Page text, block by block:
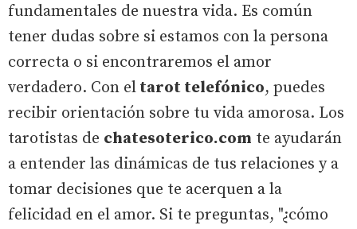
fundamentales de nuestra vida. Es común
tener dudas sobre si estamos con la persona
correcta o si encontraremos el amor
verdadero. Con el tarot telefónico, puedes
recibir orientación sobre tu vida amorosa. Los
tarotistas de chatesoterico.com te ayudarán
a entender las dinámicas de tus relaciones y a
tomar decisiones que te acerquen a la
felicidad en el amor. Si te preguntas, "¿cómo